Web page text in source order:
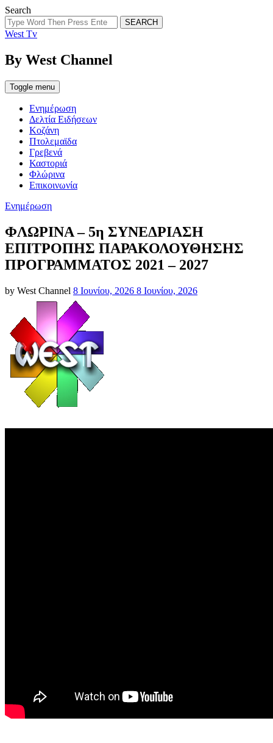
Search
SEARCH
West Tv
By West Channel
Toggle menu
Ενημέρωση
Δελτία Ειδήσεων
Κοζάνη
Πτολεμαϊδα
Γρεβενά
Καστοριά
Φλώρινα
Επικοινωνία
Categories
Ενημέρωση
ΦΛΩΡΙΝΑ – 5η ΣΥΝΕΔΡΙΑΣΗ
ΕΠΙΤΡΟΠΗΣ ΠΑΡΑΚΟΛΟΥΘΗΣΗΣ
ΠΡΟΓΡΑΜΜΑΤΟΣ 2021 – 2027
by West Channel Posted
on
8 Ιουνίου, 2026 8 Ιουνίου, 2026